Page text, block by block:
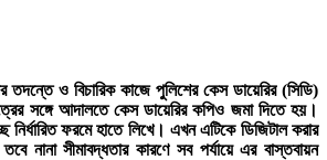
তদন্তে ও বিচারিক কাজে পুলিশের কেস ডায়েরির (সিডি)
সঙ্গে আদালতে কেস ডায়েরির কপিও জমা দিতে হয়।
নির্ধারিত ফরমে হাতে লিখে। এখন এটিকে ডিজিটাল করার
নানা সীমাবদ্ধতার কারণে সব পর্যায়ে এর বাস্তবায়ন